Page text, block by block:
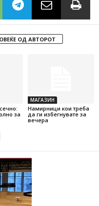
ОД АВТОРОТ
за
МАГАЗИН
Намирници кои треба
да ги избегнувате за
вечера